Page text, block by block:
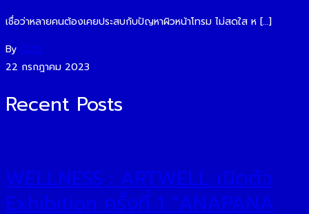
เชื่อว่าหลายคนต้องเคยประสบกับปัญหาผิวหน้าโทรม ไม่สดใส ห […]
By O2O
22 กรกฎาคม 2023
Recent Posts
WELLNESS : ARTWELL เปิดตัว
Exhibition ครั้งที่ 1 “ANAPANA